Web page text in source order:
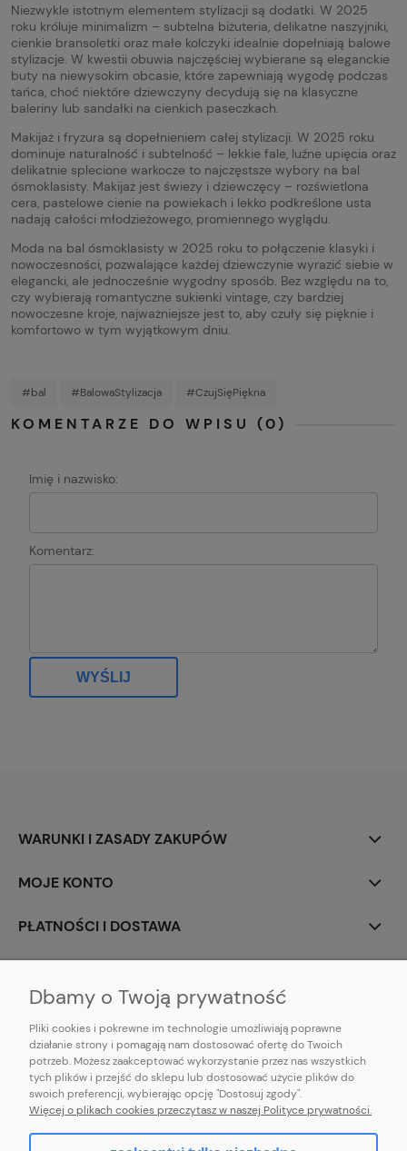
Niezwykle istotnym elementem stylizacji są dodatki. W 2025
roku króluje minimalizm – subtelna biżuteria, delikatne naszyjniki,
cienkie bransoletki oraz małe kolczyki idealnie dopełniają balowe
stylizacje. W kwestii obuwia najczęściej wybierane są eleganckie
buty na niewysokim obcasie, które zapewniają wygodę podczas
tańca, choć niektóre dziewczyny decydują się na klasyczne
baleriny lub sandałki na cienkich paseczkach.
Makijaż i fryzura są dopełnieniem całej stylizacji. W 2025 roku
dominuje naturalność i subtelność – lekkie fale, luźne upięcia oraz
delikatnie splecione warkocze to najczęstsze wybory na bal
ósmoklasisty. Makijaż jest świeży i dziewczęcy – rozświetlona
cera, pastelowe cienie na powiekach i lekko podkreślone usta
nadają całości młodzieżowego, promiennego wyglądu.
Moda na bal ósmoklasisty w 2025 roku to połączenie klasyki i
nowoczesności, pozwalające każdej dziewczynie wyrazić siebie w
elegancki, ale jednocześnie wygodny sposób. Bez względu na to,
czy wybierają romantyczne sukienki vintage, czy bardziej
nowoczesne kroje, najważniejsze jest to, aby czuły się pięknie i
komfortowo w tym wyjątkowym dniu.
#bal #BalowaStylizacja #CzujSięPiękna
KOMENTARZE DO WPISU (0)
Imię i nazwisko:
Komentarz:
WYŚLIJ
WARUNKI I ZASADY ZAKUPÓW
MOJE KONTO
PŁATNOŚCI I DOSTAWA
E-mail:pl101sukienek@gmail.com
101sukienek.pl
ul. Piotrkowska 317/11, Łódź 93-035, woj. łódzkie
Dbamy o Twoją prywatność
Pliki cookies i pokrewne im technologie umożliwiają poprawne
działanie strony i pomagają nam dostosować ofertę do Twoich
potrzeb. Możesz zaakceptować wykorzystanie przez nas wszystkich
tych plików i przejść do sklepu lub dostosować użycie plików do
swoich preferencji, wybierając opcję "Dostosuj zgody".
Więcej o plikach cookies przeczytasz w naszej Polityce prywatności.